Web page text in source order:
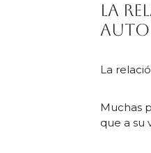
La
La
Muchas
que a su